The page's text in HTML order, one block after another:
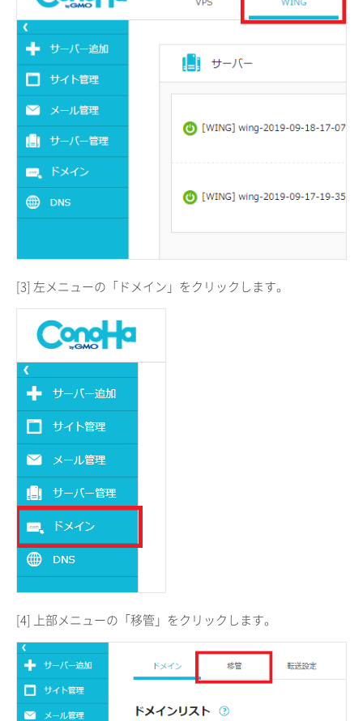
[3] 左メニューの「ドメイン」をクリックします。
[4] 上部メニューの「移管」をクリックします。